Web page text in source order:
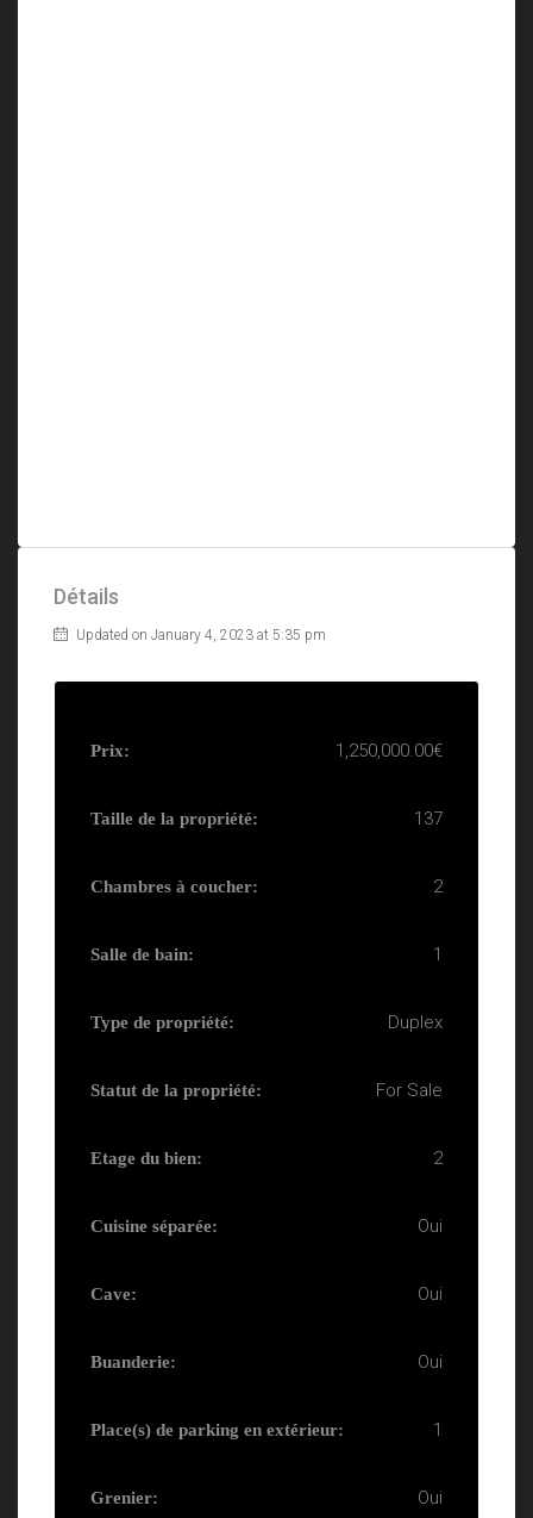
Détails
Updated on January 4, 2023 at 5:35 pm
Prix: 1,250,000.00€
Taille de la propriété: 137
Chambres à coucher: 2
Salle de bain: 1
Type de propriété: Duplex
Statut de la propriété: For Sale
Etage du bien: 2
Cuisine séparée: Oui
Cave: Oui
Buanderie: Oui
Place(s) de parking en extérieur: 1
Grenier: Oui